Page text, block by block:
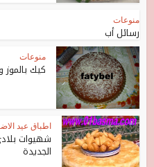
منوعات
رسائل أب
منوعات
كيك بالموز
اطباق عيد
الجديدة